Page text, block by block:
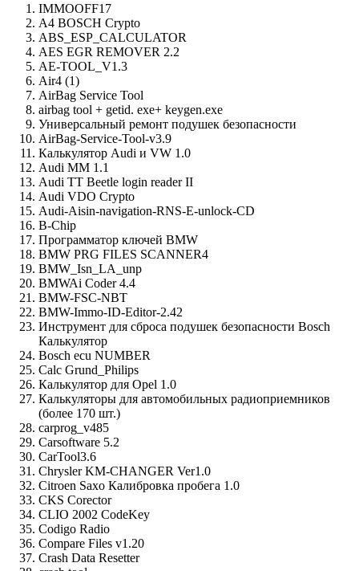
IMMOOFF17
A4 BOSCH Crypto
ABS_ESP_CALCULATOR
AES EGR REMOVER 2.2
AE-TOOL_V1.3
Air4 (1)
AirBag Service Tool
airbag tool + getid. exe+ keygen.exe
Универсальный ремонт подушек безопасности
AirBag-Service-Tool-v3.9
Калькулятор Audi и VW 1.0
Audi MM 1.1
Audi TT Beetle login reader II
Audi VDO Crypto
Audi-Aisin-navigation-RNS-E-unlock-CD
B-Chip
Программатор ключей BMW
BMW PRG FILES SCANNER4
BMW_Isn_LA_unp
BMWAi Coder 4.4
BMW-FSC-NBT
BMW-Immo-ID-Editor-2.42
Инструмент для сброса подушек безопасности Bosch
Калькулятор
Bosch ecu NUMBER
Calc Grund_Philips
Калькулятор для Opel 1.0
Калькуляторы для автомобильных радиоприемников
(более 170 шт.)
carprog_v485
Carsoftware 5.2
CarTool3.6
Chrysler KM-CHANGER Ver1.0
Citroen Saxo Калибровка пробега 1.0
CKS Corector
CLIO 2002 CodeKey
Codigo Radio
Compare Files v1.20
Crash Data Resetter